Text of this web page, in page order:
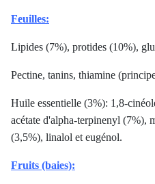
Feuilles:
Lipides (7%), protides (10%),
Pectine, tanins, thiamine
Huile essentielle (3%): 1,8-
acétate d'alpha-terpinenyl (7%),
(3,5%), linalol et eugénol.
Fruits (baies):